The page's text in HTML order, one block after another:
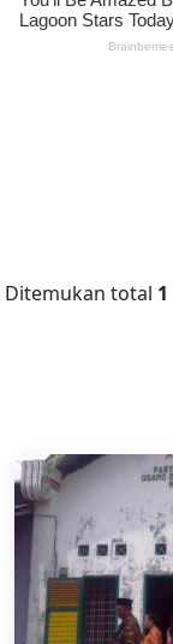
Ditemukan total 1